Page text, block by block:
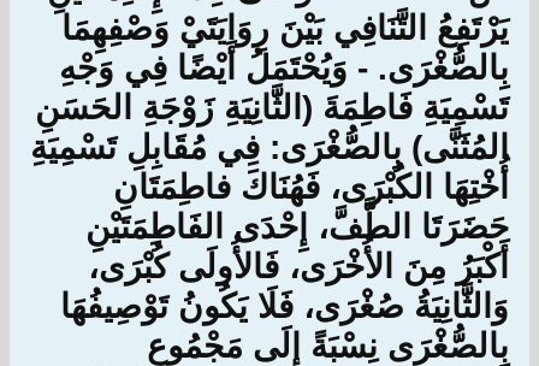
يَرْتَفِعُ التَّنَافِي بَيْنَ رِوَايَتَيْ وَصْفِهِمَا
بِالصُّغْرَى. - وَيُحْتَمَلُ أَيْضًا فِي وَجْهِ
تَسْمِيَةِ فَاطِمَةَ (الثَّانِيَةِ زَوْجَةِ الحَسَنِ
المُثَنَّى) بِالصُّغْرَى: فِي مُقَابِلِ تَسْمِيَةِ
أُخْتِهَا الكُبْرَى، فَهُنَاكَ فاطِمَتَانِ
حَضَرَتَا الطَّفَّ، إِحْدَى الفَاطِمَتَيْنِ
أَكْبَرُ مِنَ الأُخْرَى، فَالأُولَى كُبْرَى،
وَالثَّانِيَةُ صُغْرَى، فَلَا يَكُونُ تَوْصِيفُهَا
بِالصُّغْرَى نِسْبَةً إِلَى مَجْمُوعِ